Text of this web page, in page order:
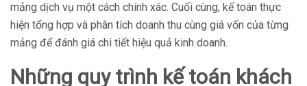
mảng dịch vụ một cách chính xác. Cuối cùng, kế toán thực
hiện tổng hợp và phân tích doanh thu cùng giá vốn của từng
mảng để đánh giá chi tiết hiệu quả kinh doanh.
Những quy trình kế toán khách